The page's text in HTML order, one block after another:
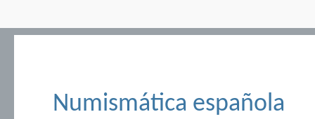
Numismática española